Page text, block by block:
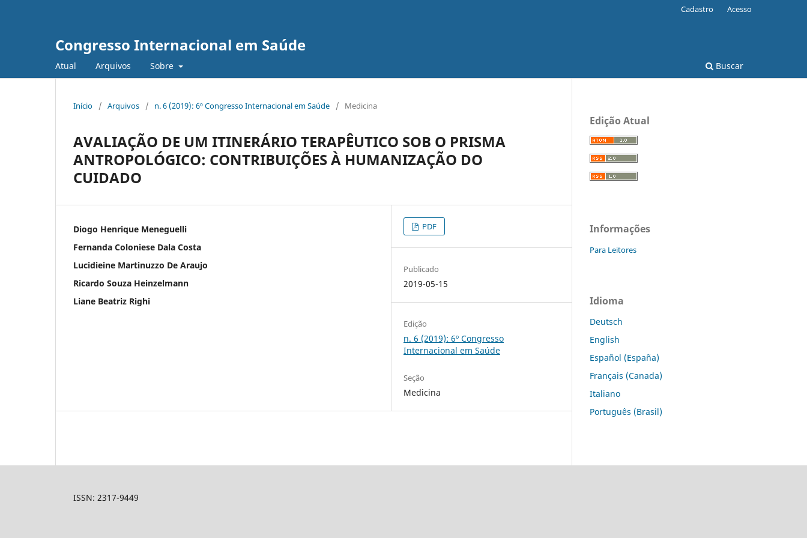
Congresso Internacional em Saúde
Atual Arquivos Sobre Buscar
Cadastro Acesso
Início / Arquivos / n. 6 (2019): 6º Congresso Internacional em Saúde / Medicina
AVALIAÇÃO DE UM ITINERÁRIO TERAPÊUTICO SOB O PRISMA
ANTROPOLÓGICO: CONTRIBUIÇÕES À HUMANIZAÇÃO DO
CUIDADO
Diogo Henrique Meneguelli
Fernanda Coloniese Dala Costa
Lucidieine Martinuzzo De Araujo
Ricardo Souza Heinzelmann
Liane Beatriz Righi
PDF
Publicado
2019-05-15
Edição
n. 6 (2019): 6º Congresso
Internacional em Saúde
Seção
Medicina
Edição Atual
Informações
Para Leitores
Idioma
Deutsch
English
Español (España)
Français (Canada)
Italiano
Português (Brasil)
ISSN: 2317-9449